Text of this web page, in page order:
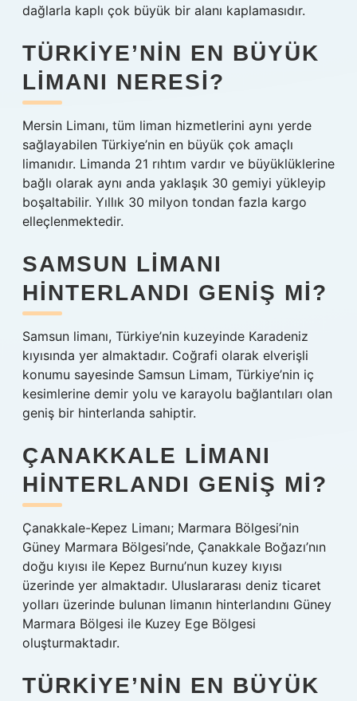
dağlarla kaplı çok büyük bir alanı kaplamasıdır.
TÜRKIYE’NIN EN BÜYÜK
LIMANI NERESI?
Mersin Limanı, tüm liman hizmetlerini aynı yerde
sağlayabilen Türkiye’nin en büyük çok amaçlı
limanıdır. Limanda 21 rıhtım vardır ve büyüklüklerine
bağlı olarak aynı anda yaklaşık 30 gemiyi yükleyip
boşaltabilir. Yıllık 30 milyon tondan fazla kargo
elleçlenmektedir.
SAMSUN LIMANI
HINTERLANDI GENIŞ MI?
Samsun limanı, Türkiye’nin kuzeyinde Karadeniz
kıyısında yer almaktadır. Coğrafi olarak elverişli
konumu sayesinde Samsun Limam, Türkiye’nin iç
kesimlerine demir yolu ve karayolu bağlantıları olan
geniş bir hinterlanda sahiptir.
ÇANAKKALE LIMANI
HINTERLANDI GENIŞ MI?
Çanakkale-Kepez Limanı; Marmara Bölgesi’nin
Güney Marmara Bölgesi’nde, Çanakkale Boğazı’nın
doğu kıyısı ile Kepez Burnu’nun kuzey kıyısı
üzerinde yer almaktadır. Uluslararası deniz ticaret
yolları üzerinde bulunan limanın hinterlandını Güney
Marmara Bölgesi ile Kuzey Ege Bölgesi
oluşturmaktadır.
TÜRKIYE’NIN EN BÜYÜK